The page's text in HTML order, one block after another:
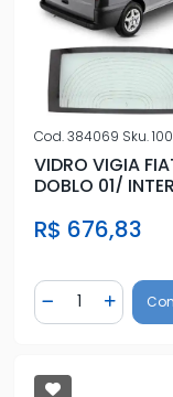
Cod.384069 Sku.
VIDRO VIGIA
DOBLO 01/
VERDE
R$ 676,83
Diminuir
Quantidade